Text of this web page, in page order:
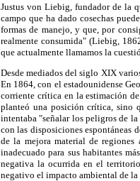
Justus von Liebig, fundador de la
campo que ha dado cosechas
formas de manejo, y que, por
realmente consumida" (Liebig,
que actualmente llamamos la
Desde mediados del siglo XIX
En 1864, con el estadounidense
corriente crítica en la estimación
planteó una posición crítica, sino
intentaba "señalar los peligros de
con las disposiciones espontáneas
de la mejora material de regiones
inadecuado para sus habitantes
negativa la ocurrida en el
negativo el impacto ambiental de la